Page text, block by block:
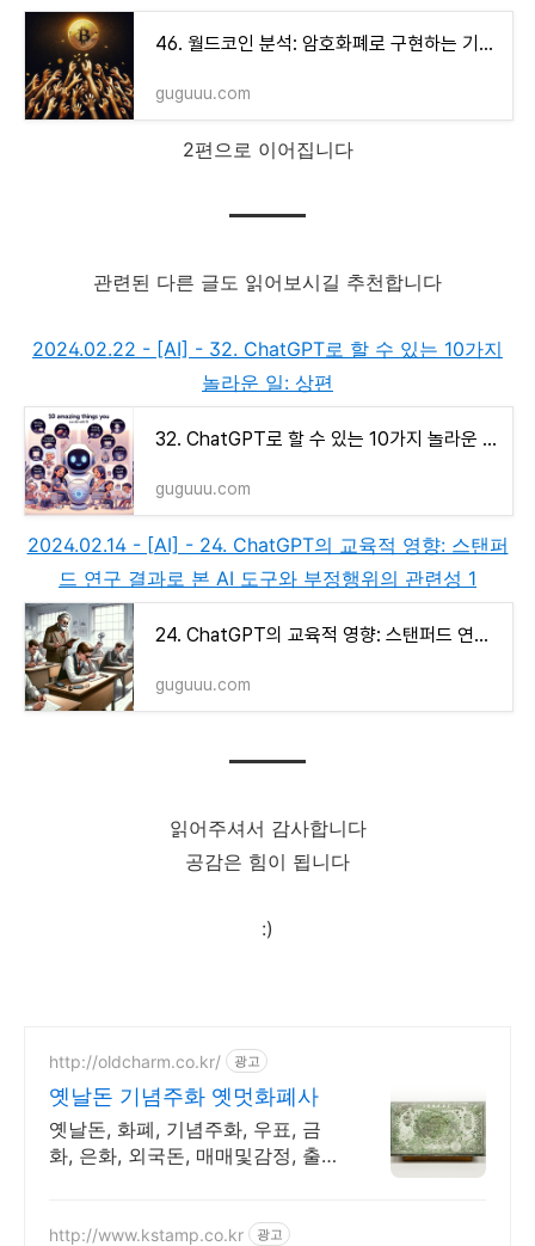
46. 월드코인 분석: 암호화폐로 구현하는 기본소득 (2)
guguuu.com
2편으로 이어집니다
관련된 다른 글도 읽어보시길 추천합니다
2024.02.22 - [AI] - 32. ChatGPT로 할 수 있는 10가지
놀라운 일: 상편
32. ChatGPT로 할 수 있는 10가지 놀라운 일: 상편
guguuu.com
2024.02.14 - [AI] - 24. ChatGPT의 교육적 영향: 스탠퍼
드 연구 결과로 본 AI 도구와 부정행위의 관련성 1
24. ChatGPT의 교육적 영향: 스탠퍼드 연구 결과로 본 AI 도구와 부정행위의 관련성 1
guguuu.com
읽어주셔서 감사합니다
공감은 힘이 됩니다
:)
http://oldcharm.co.kr/ 광고
옛날돈 기념주화 옛멋화폐사
옛날돈, 화폐, 기념주화, 우표, 금
화, 은화, 외국돈, 매매및감정, 출장
http://www.kstamp.co.kr 광고